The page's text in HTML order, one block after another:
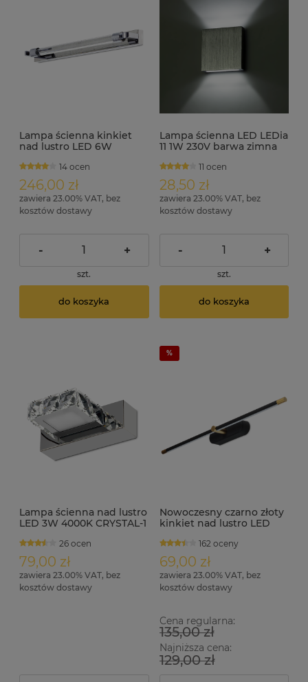
Lampa ścienna kinkiet
nad lustro LED 6W
14 ocen
246,00 zł
zawiera 23.00% VAT, bez
kosztów dostawy
- +
szt.
do koszyka
Lampa ścienna LED LEDia
11 1W 230V barwa zimna
11 ocen
28,50 zł
zawiera 23.00% VAT, bez
kosztów dostawy
- +
szt.
do koszyka
Lampa ścienna nad lustro
LED 3W 4000K CRYSTAL-1
26 ocen
79,00 zł
zawiera 23.00% VAT, bez
kosztów dostawy
Nowoczesny czarno złoty
kinkiet nad lustro LED
162 oceny
69,00 zł
zawiera 23.00% VAT, bez
kosztów dostawy
Cena regularna:
135,00 zł
Najniższa cena:
129,00 zł